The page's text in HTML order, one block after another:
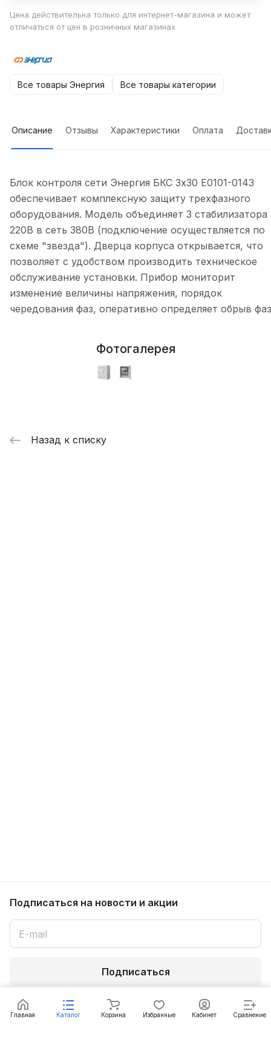
Под заказ
Цена действительна только для интернет-магазина и может
отличаться от цен в розничных магазинах
Все товары Энергия Все товары категории
Описание Отзывы Характеристики Оплата
Блок контроля сети Энергия БКС 3х30 Е0101-0143
обеспечивает комплексную защиту трехфазного
оборудования. Модель объединяет 3 стабилизатора
220В в сеть 380В (подключение осуществляется по
схеме "звезда"). Дверца корпуса открывается, что
позволяет с удобством производить техническое
обслуживание установки. Прибор мониторит
изменение величины напряжения, порядок
чередования фаз, оперативно определяет обрыв
Фотогалерея
Назад к списку
Главная Каталог Корзина Избранные Кабинет Сравнение
Подписаться на новости и акции
Подписаться
Интернет-магазин